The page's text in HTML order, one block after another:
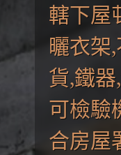
轄下屋
曬衣架
貨,鐵
可檢驗
合房屋
轄下屋
曬衣架
貨,鐵
可檢驗
合房屋